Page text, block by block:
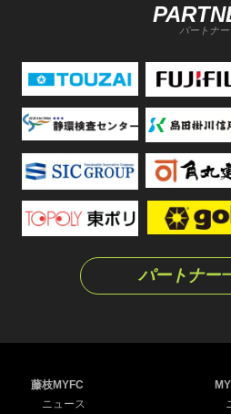
パートナー
パートナー
藤枝MYFC
ニュース